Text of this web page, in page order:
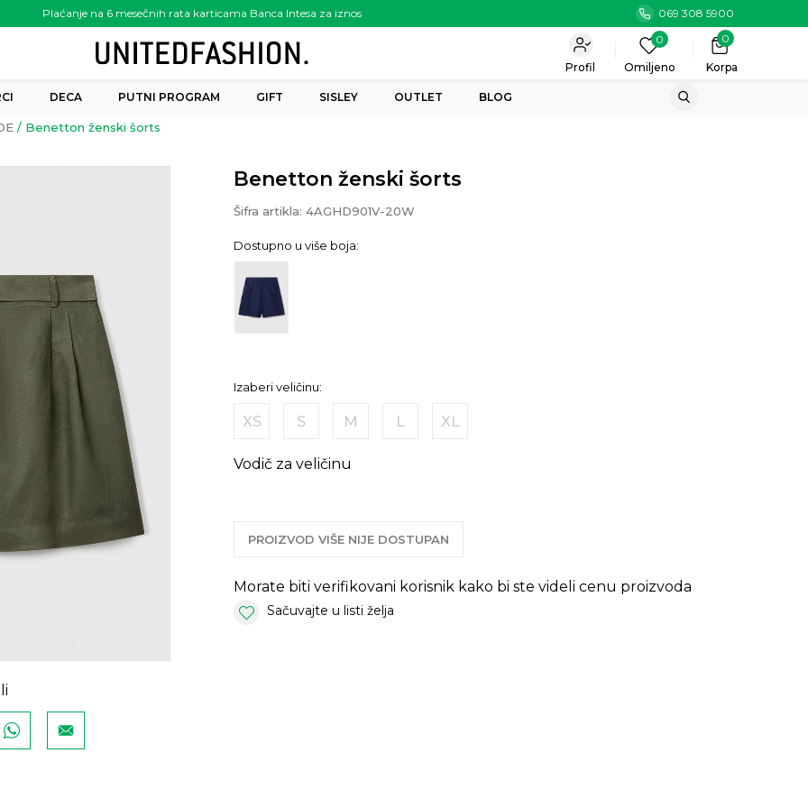
Plaćanje na 6 mesečnih rata karticama Banca Intesa za iznos
preko 6.000.00 rsd
069 308 5900
Korpa
0
0
Omiljeno
Profil
DECA PUTNI PROGRAM GIFT SISLEY OUTLET BLOG
Benetton ženski šorts
Benetton ženski šorts
Šifra artikla: 4AGHD901V-20W
Dostupno u više boja:
Izaberi veličinu:
XS S M L XL
Vodič za veličinu
PROIZVOD VIŠE NIJE DOSTUPAN
Morate biti verifikovani korisnik kako bi ste videli cenu proizvoda
Sačuvajte u listi želja